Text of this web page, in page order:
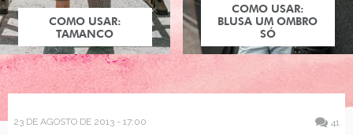
COMO USAR:
TAMANCO
COMO USAR:
BLUSA UM OMBRO
SÓ
23 DE AGOSTO DE 2013 - 17:00 41